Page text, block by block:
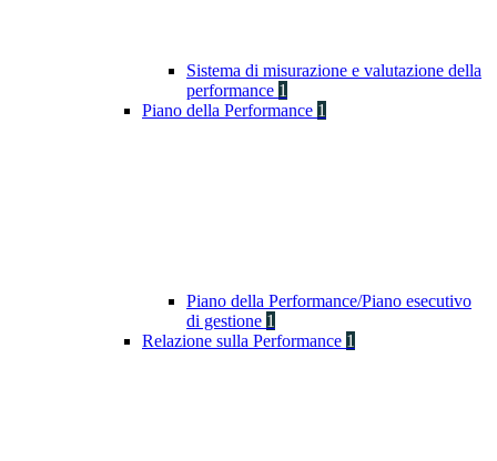
Sistema di misurazione e valutazione della
performance 1
Piano della Performance 1
Piano della Performance/Piano esecutivo
di gestione 1
Relazione sulla Performance 1